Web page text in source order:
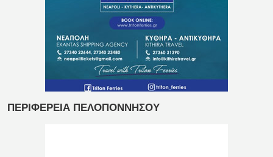
ΠΕΡΙΦΕΡΕΙΑ ΠΕΛΟΠΟΝΝΗΣΟΥ